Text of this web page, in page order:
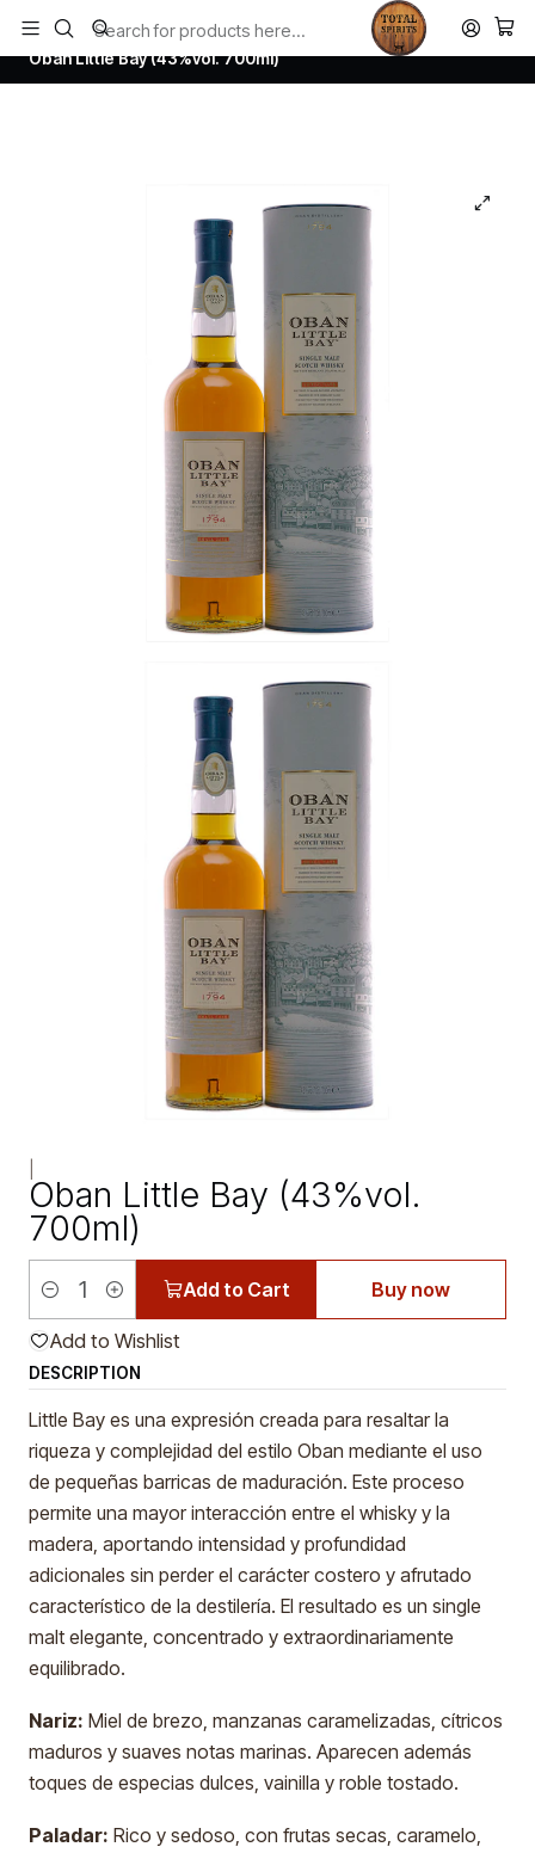
Todos los productos estan en stock. Despachamos a todo Chile.
Home Whisky
Scotch Whisky Highland
Oban Little Bay (43%vol. 700ml)
Oban Little Bay (43%vol.
700ml)
Quantity
Add to Cart Buy now
Add to Wishlist
DESCRIPTION
Little Bay es una expresión creada para resaltar la
riqueza y complejidad del estilo Oban mediante el uso
de pequeñas barricas de maduración. Este proceso
permite una mayor interacción entre el whisky y la
madera, aportando intensidad y profundidad
adicionales sin perder el carácter costero y afrutado
característico de la destilería. El resultado es un single
malt elegante, concentrado y extraordinariamente
equilibrado.
Nariz: Miel de brezo, manzanas caramelizadas, cítricos
maduros y suaves notas marinas. Aparecen además
toques de especias dulces, vainilla y roble tostado.
Paladar: Rico y sedoso, con frutas secas, caramelo,